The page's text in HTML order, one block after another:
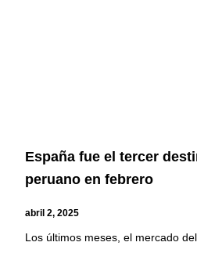
España fue el tercer
peruano en febrero
abril 2, 2025
Los últimos meses, el mercado